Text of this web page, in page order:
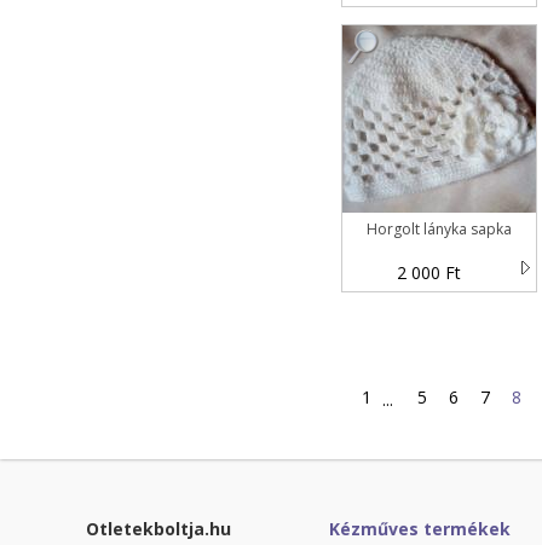
Horgolt lányka sapka
2 000 Ft
1 ... 5 6 7 8
Otletekboltja.hu
Kézműves termékek